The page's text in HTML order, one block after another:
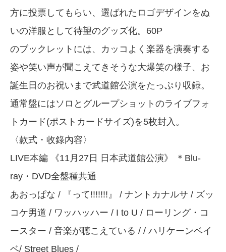
方に投票してもらい、選ばれたロゴデザインをぬ
いの洋服として待望のグッズ化。60P
のブックレットには、カッコよく楽器を演奏する
姿や笑い声が聞こえてきそうな大爆笑の様子、お
誕生日のお祝いまで武道館公演をたっぷり収録。
通常盤にはソロとグループショットのライブフォ
トカード(ポストカードサイズ)を5枚封入。
〈款式・收錄內容〉
LIVE本編 《11月27日 日本武道館公演》 ＊Blu-
ray・DVD全盤種共通
あおっぱな / 『って!!!!!!!』 / ナントカナルサ / ズッ
コケ男道 / ワッハッハー / I to U / ローリング・コ
ースター / 音楽が聴こえている / / ハリケーンベイ
ベ/ Street Blues /